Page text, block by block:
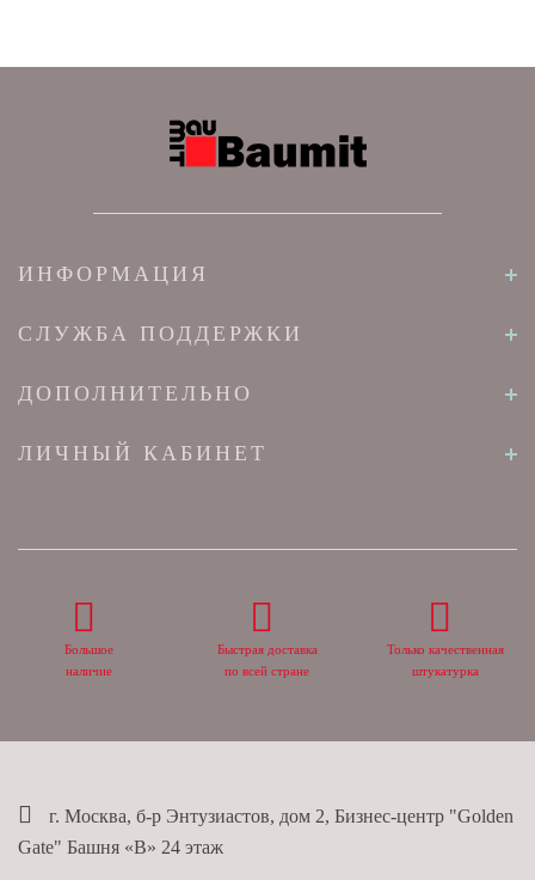
ИНФОРМАЦИЯ
СЛУЖБА ПОДДЕРЖКИ
ДОПОЛНИТЕЛЬНО
ЛИЧНЫЙ КАБИНЕТ
Большое
наличие
Быстрая доставка
по всей стране
Только качественная
штукатурка
г. Москва, б-р Энтузиастов, дом 2, Бизнес-центр "Golden
Gate" Башня «B» 24 этаж